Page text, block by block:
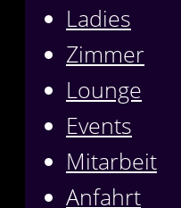
Ladies
Zimmer
Lounge
Events
Mitarbeit
Anfahrt